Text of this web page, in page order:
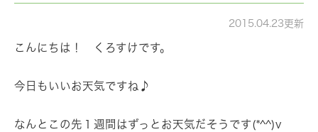
2015.04.23更新
こんにちは！ くろすけです。
今日もいいお天気ですね♪
なんとこの先１週間はずっとお天気だそうです(*^^)v